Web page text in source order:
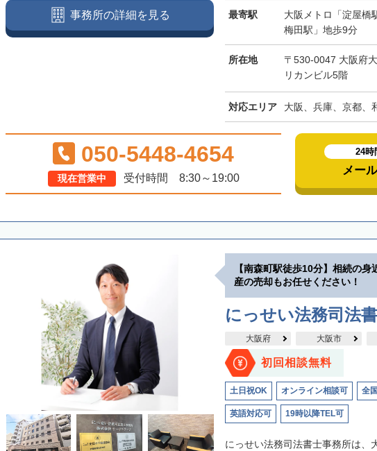
最寄駅
大阪メトロ「淀屋橋
梅田駅」地歩9分
所在地
〒530-0047 大阪府
リカンビル5階
対応エリア 大阪、兵庫、京都、
事務所の詳細を見る
050-5448-4654
現在営業中 受付時間 8:30～19:00
24時
メー
【南森町駅徒歩10分】相続の
産の売却もお任せください！
にっせい法務司法
大阪府 大阪市
初回相談無料
土日祝OK オンライン相談可 全
英語対応可 19時以降TEL可
にっせい法務司法書士事務所は、